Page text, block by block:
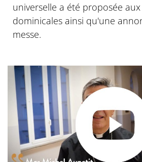
universelle a été proposée aux
dominicales ainsi qu'une
messe.